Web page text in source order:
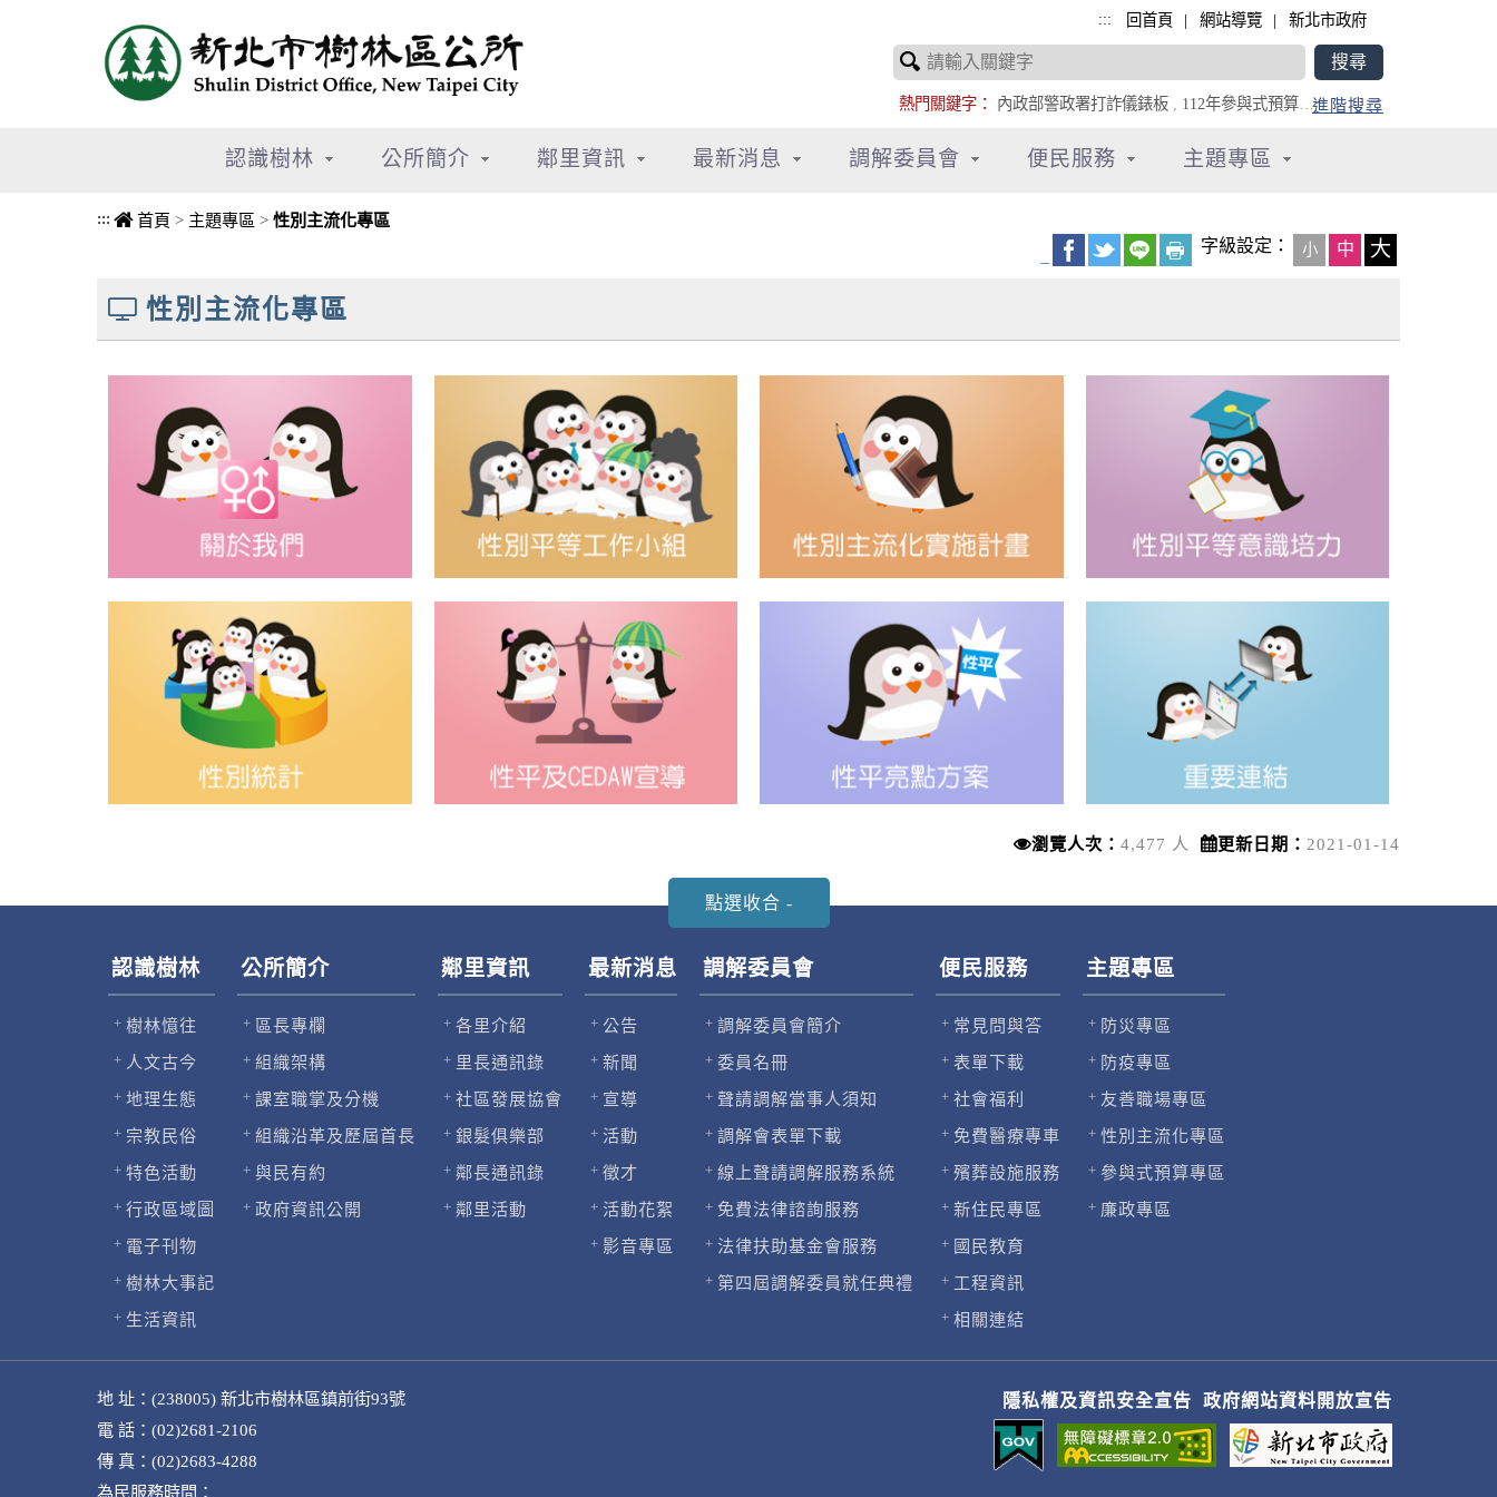
::: 回首頁 | 網站導覽 | 新北市政府
熱門關鍵字： 內政部警政署打詐儀錶板 112年參與式預算專區 ,全民防災e點通
進階搜尋
認識樹林 公所簡介 鄰里資訊 最新消息 調解委員會 便民服務 主題專區
::: 首頁 > 主題專區 > 性別主流化專區
字級設定： 小 中 大
性別主流化專區
瀏覽人次： 4,477 人 更新日期： 2021-01-14
認識樹林
樹林憶往
人文古今
地理生態
宗教民俗
特色活動
行政區域圖
電子刊物
樹林大事記
生活資訊
公所簡介
區長專欄
組織架構
課室職掌及分機
組織沿革及歷屆首長
與民有約
政府資訊公開
鄰里資訊
各里介紹
里長通訊錄
社區發展協會
銀髮俱樂部
鄰長通訊錄
鄰里活動
最新消息
公告
新聞
宣導
活動
徵才
活動花絮
影音專區
調解委員會
調解委員會簡介
委員名冊
聲請調解當事人須知
調解會表單下載
線上聲請調解服務系統
免費法律諮詢服務
法律扶助基金會服務
第四屆調解委員就任典禮
便民服務
常見問與答
表單下載
社會福利
免費醫療專車
殯葬設施服務
新住民專區
國民教育
工程資訊
相關連結
主題專區
防災專區
防疫專區
友善職場專區
性別主流化專區
參與式預算專區
廉政專區
地 址：(238005) 新北市樹林區鎮前街93號
電 話：(02)2681-2106
傳 真：(02)2683-4288
為民服務時間：
隱私權及資訊安全宣告 政府網站資料開放宣告